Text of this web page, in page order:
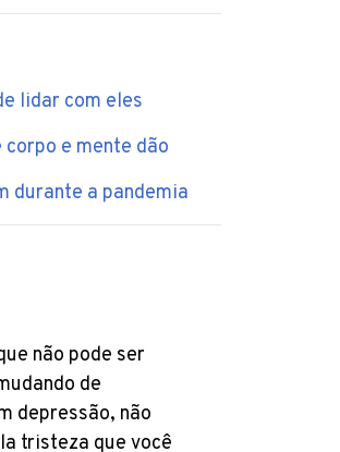
lidar com eles
e mente dão
durante a pandemia
não pode ser
de
depressão, não
tristeza que você